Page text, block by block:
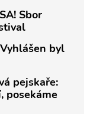
Sbor
byl
pejskaře:
posekáme